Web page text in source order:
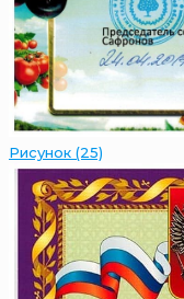
Рисунок (25)